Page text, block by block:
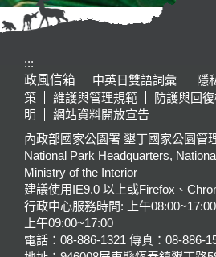
:::
政風信箱
中英日雙語詞彙 隱
策
維護與管理規範 防護與回復
明
網站資料開放宣告
內政部國家公園署 墾丁國家公園管
National Park Headquarters,
Ministry of the Interior
建議使用IE9.0 以上或Firefox、
行政中心服務時間: 上午
上午09:00~17:00
電話：08-886-1321 傳真：08-886-